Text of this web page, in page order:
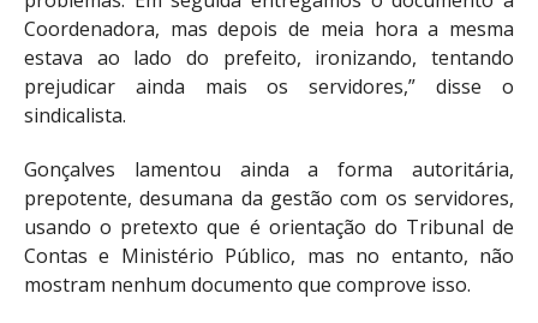
Coordenadora, mas depois de meia hora a mesma
estava ao lado do prefeito, ironizando, tentando
prejudicar ainda mais os servidores,” disse o
sindicalista.
Gonçalves lamentou ainda a forma autoritária,
prepotente, desumana da gestão com os servidores,
usando o pretexto que é orientação do Tribunal de
Contas e Ministério Público, mas no entanto, não
mostram nenhum documento que comprove isso.